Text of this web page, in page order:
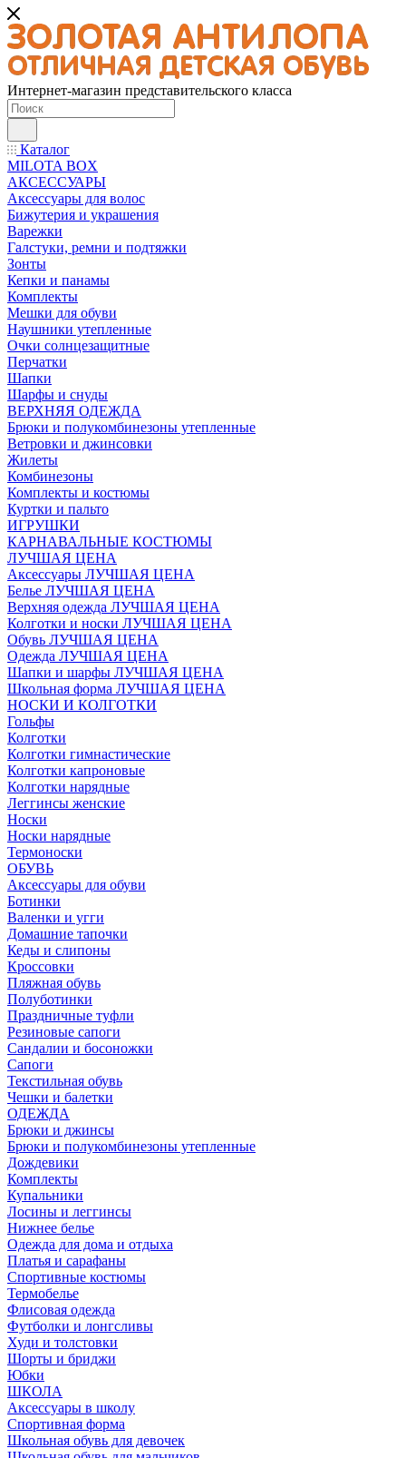
Интернет-магазин представительского класса
Каталог
MILOTA BOX
АКСЕССУАРЫ
Аксессуары для волос
Бижутерия и украшения
Варежки
Галстуки, ремни и подтяжки
Зонты
Кепки и панамы
Комплекты
Мешки для обуви
Наушники утепленные
Очки солнцезащитные
Перчатки
Шапки
Шарфы и снуды
ВЕРХНЯЯ ОДЕЖДА
Брюки и полукомбинезоны утепленные
Ветровки и джинсовки
Жилеты
Комбинезоны
Комплекты и костюмы
Куртки и пальто
ИГРУШКИ
КАРНАВАЛЬНЫЕ КОСТЮМЫ
ЛУЧШАЯ ЦЕНА
Аксессуары ЛУЧШАЯ ЦЕНА
Белье ЛУЧШАЯ ЦЕНА
Верхняя одежда ЛУЧШАЯ ЦЕНА
Колготки и носки ЛУЧШАЯ ЦЕНА
Обувь ЛУЧШАЯ ЦЕНА
Одежда ЛУЧШАЯ ЦЕНА
Шапки и шарфы ЛУЧШАЯ ЦЕНА
Школьная форма ЛУЧШАЯ ЦЕНА
НОСКИ И КОЛГОТКИ
Гольфы
Колготки
Колготки гимнастические
Колготки капроновые
Колготки нарядные
Леггинсы женские
Носки
Носки нарядные
Термоноски
ОБУВЬ
Аксессуары для обуви
Ботинки
Валенки и угги
Домашние тапочки
Кеды и слипоны
Кроссовки
Пляжная обувь
Полуботинки
Праздничные туфли
Резиновые сапоги
Сандалии и босоножки
Сапоги
Текстильная обувь
Чешки и балетки
ОДЕЖДА
Брюки и джинсы
Брюки и полукомбинезоны утепленные
Дождевики
Комплекты
Купальники
Лосины и леггинсы
Нижнее белье
Одежда для дома и отдыха
Платья и сарафаны
Спортивные костюмы
Термобелье
Флисовая одежда
Футболки и лонгсливы
Худи и толстовки
Шорты и бриджи
Юбки
ШКОЛА
Аксессуары в школу
Спортивная форма
Школьная обувь для девочек